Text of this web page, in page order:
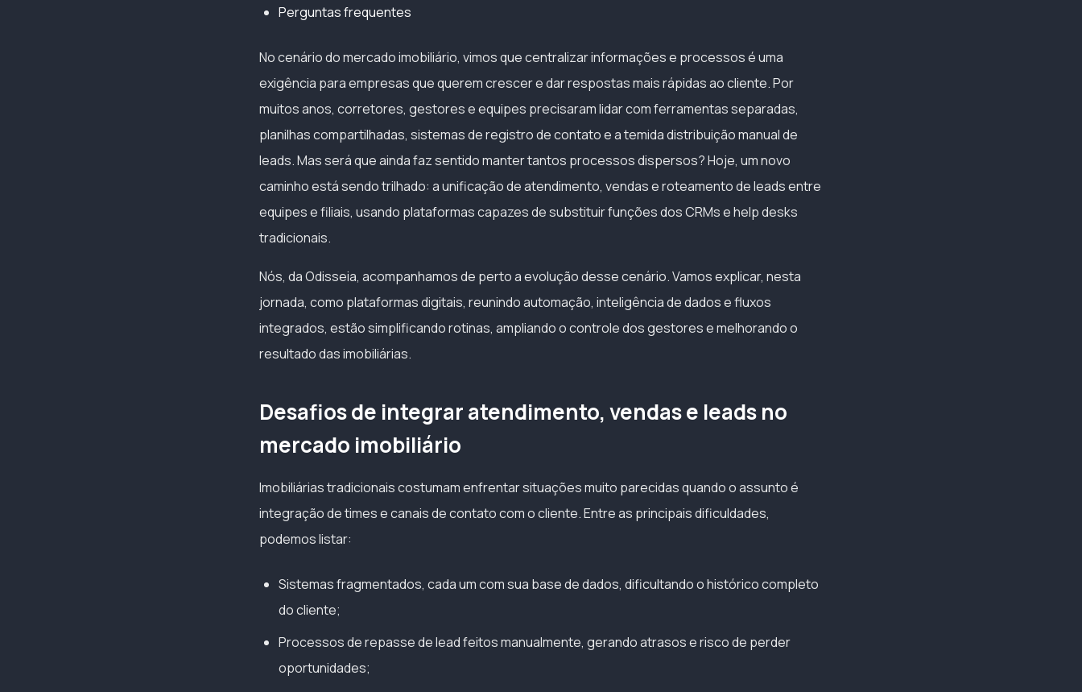
Perguntas frequentes
No cenário do mercado imobiliário, vimos que centralizar informações e processos é uma
exigência para empresas que querem crescer e dar respostas mais rápidas ao cliente. Por
muitos anos, corretores, gestores e equipes precisaram lidar com ferramentas separadas,
planilhas compartilhadas, sistemas de registro de contato e a temida distribuição manual de
leads. Mas será que ainda faz sentido manter tantos processos dispersos? Hoje, um novo
caminho está sendo trilhado: a unificação de atendimento, vendas e roteamento de leads entre
equipes e filiais, usando plataformas capazes de substituir funções dos CRMs e help desks
tradicionais.
Nós, da Odisseia, acompanhamos de perto a evolução desse cenário. Vamos explicar, nesta
jornada, como plataformas digitais, reunindo automação, inteligência de dados e fluxos
integrados, estão simplificando rotinas, ampliando o controle dos gestores e melhorando o
resultado das imobiliárias.
Desafios de integrar atendimento, vendas e leads no
mercado imobiliário
Imobiliárias tradicionais costumam enfrentar situações muito parecidas quando o assunto é
integração de times e canais de contato com o cliente. Entre as principais dificuldades,
podemos listar:
Sistemas fragmentados, cada um com sua base de dados, dificultando o histórico completo
do cliente;
Processos de repasse de lead feitos manualmente, gerando atrasos e risco de perder
oportunidades;